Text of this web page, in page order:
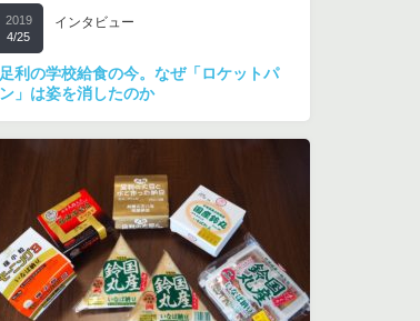
2019
4/25
インタビュー
足利の学校給食の今。なぜ「ロケットパ
ン」は姿を消したのか